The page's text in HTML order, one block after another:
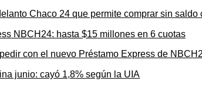
Chaco 24 que permite comprar sin saldo
con el nuevo Préstamo Express de